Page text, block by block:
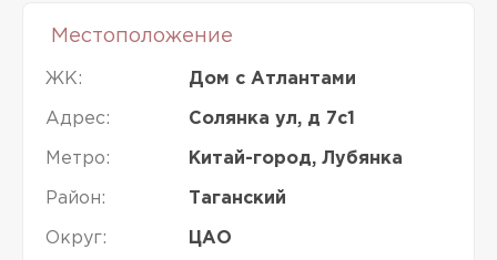
Местоположение
ЖК: Дом с Атлантами
Адрес: Солянка ул, д 7с1
Метро: Китай-город, Лубянка
Район: Таганский
Округ: ЦАО